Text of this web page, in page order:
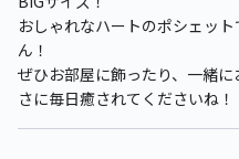
おしゃれなハートのポシェッ
ん！
ぜひお部屋に飾ったり、一緒
さに毎日癒されてくださいね！